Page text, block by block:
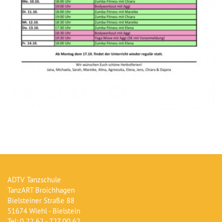
ADTV Tanzschule
TanzART Broichhagen
Bielsteiner Straße 88
51674 Wiehl - Bielstein